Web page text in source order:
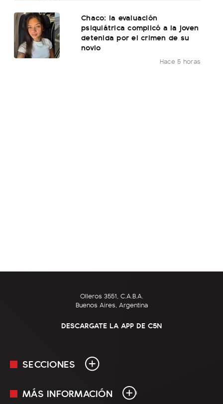
Chaco: la evaluación
psiquiátrica complicó a la joven
detenida por el crimen de su
novio
Hace 5 horas
Olleros 3551, C.A.B.A.
Buenos Aires, Argentina
DESCARGATE LA APP DE C5N
SECCIONES
En Vivo
MÁS INFORMACIÓN